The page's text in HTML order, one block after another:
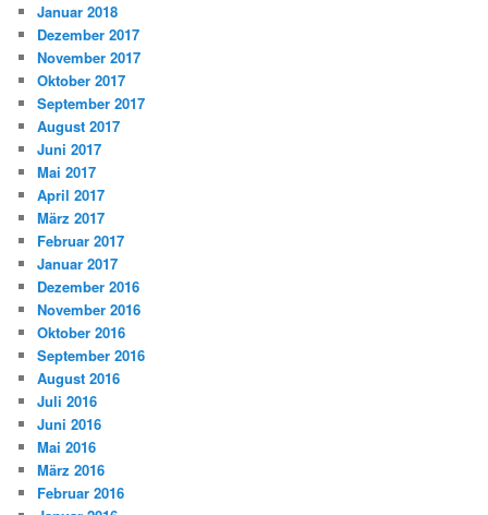
Januar 2018
Dezember 2017
November 2017
Oktober 2017
September 2017
August 2017
Juni 2017
Mai 2017
April 2017
März 2017
Februar 2017
Januar 2017
Dezember 2016
November 2016
Oktober 2016
September 2016
August 2016
Juli 2016
Juni 2016
Mai 2016
März 2016
Februar 2016